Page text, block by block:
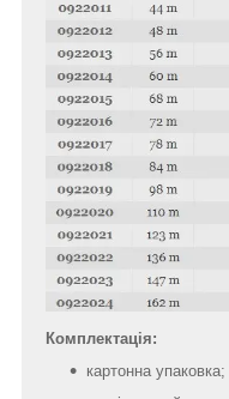
Комплектація:
картонна упаковка;